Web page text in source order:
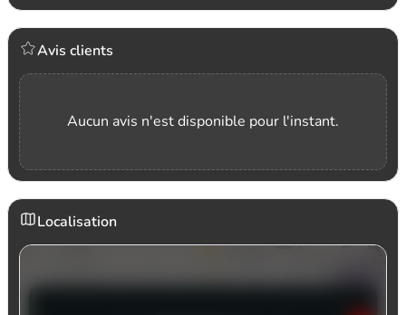
Avis clients
Aucun avis n'est disponible pour l'instant.
Localisation